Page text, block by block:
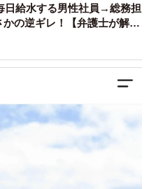
日給水する男性社員→総務担
かの逆ギレ！【弁護士が解